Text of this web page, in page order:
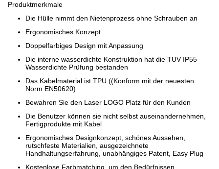
Produktmerkmale
Die Hülle nimmt den Nietenprozess ohne Schrauben an
Ergonomisches Konzept
Doppelfarbiges Design mit Anpassung
Die interne wasserdichte Konstruktion hat die TUV IP55
Wasserdichte Prüfung bestanden
Das Kabelmaterial ist TPU ((Konform mit der neuesten
Norm EN50620)
Bewahren Sie den Laser LOGO Platz für den Kunden
Die Benutzer können sie nicht selbst auseinandernehmen,
Fertigprodukte mit Kabel
Ergonomisches Designkonzept, schönes Aussehen,
rutschfeste Materialien, ausgezeichnete
Handhaltungserfahrung, unabhängiges Patent, Easy Plug
Kostenlose Farbmatching, um den Bedürfnissen